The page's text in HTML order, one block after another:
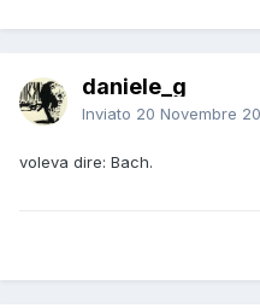
daniele_g
Inviato 20 Novembre
voleva dire: Bach.